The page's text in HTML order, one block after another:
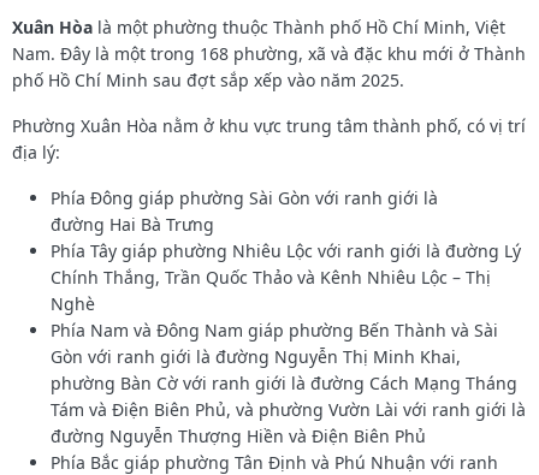
Xuân Hòa là một phường thuộc Thành phố Hồ Chí Minh, Việt
Nam. Đây là một trong 168 phường, xã và đặc khu mới ở Thành
phố Hồ Chí Minh sau đợt sắp xếp vào năm 2025.
Phường Xuân Hòa nằm ở khu vực trung tâm thành phố, có vị trí
địa lý:
Phía Đông giáp phường Sài Gòn với ranh giới là
đường Hai Bà Trưng
Phía Tây giáp phường Nhiêu Lộc với ranh giới là đường Lý
Chính Thắng, Trần Quốc Thảo và Kênh Nhiêu Lộc – Thị
Nghè
Phía Nam và Đông Nam giáp phường Bến Thành và Sài
Gòn với ranh giới là đường Nguyễn Thị Minh Khai,
phường Bàn Cờ với ranh giới là đường Cách Mạng Tháng
Tám và Điện Biên Phủ, và phường Vườn Lài với ranh giới là
đường Nguyễn Thượng Hiền và Điện Biên Phủ
Phía Bắc giáp phường Tân Định và Phú Nhuận với ranh